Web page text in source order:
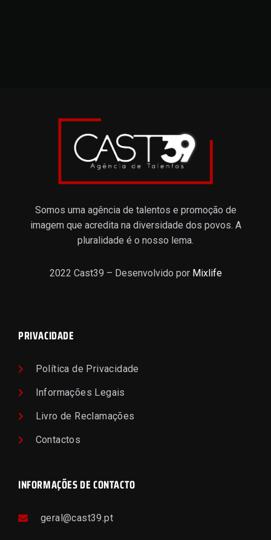
Somos uma agência de talentos e promoção de
imagem que acredita na diversidade dos povos. A
pluralidade é o nosso lema.
2022 Cast39 – Desenvolvido por Mixlife
PRIVACIDADE
Política de Privacidade
Informações Legais
Livro de Reclamações
Contactos
INFORMAÇÕES DE CONTACTO
geral@cast39.pt